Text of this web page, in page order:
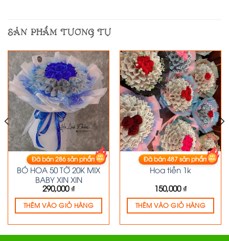
SẢN PHẨM TƯƠNG TỰ
HOA TIỀN
BÓ HOA 50 TỜ 20K MIX
BABY XỊN XỊN
290,000₫
Đã bán286sản phẩm
THÊM VÀO GIỎ HÀNG
HOA TIỀN
Hoa tiền 1k
150,000₫
Đã bán487sản phẩm
THÊM VÀO GIỎ HÀNG